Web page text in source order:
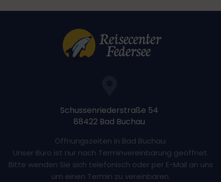
Schussenriederstraße 54
88422 Bad Buchau
Öffnungszeiten in Bad Buchau:
Unser Büro ist nur nach Terminvereinbarung geöffnet.
Bitte wenden Sie sich telefonisch oder per E-Mail an uns
um einen Termin zu vereinbaren.